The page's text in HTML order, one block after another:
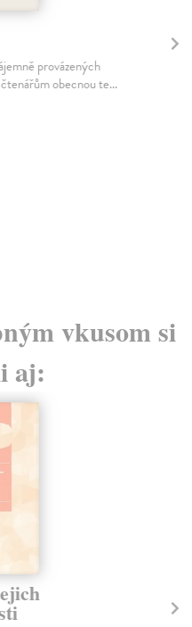
provázených
obecnou te...
vkusom si
aj: